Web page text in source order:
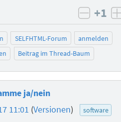
+1
SELFHTML-Forum
anmelden
Beitrag im Thread-Baum
ja/nein
11:01 (Versionen)
software